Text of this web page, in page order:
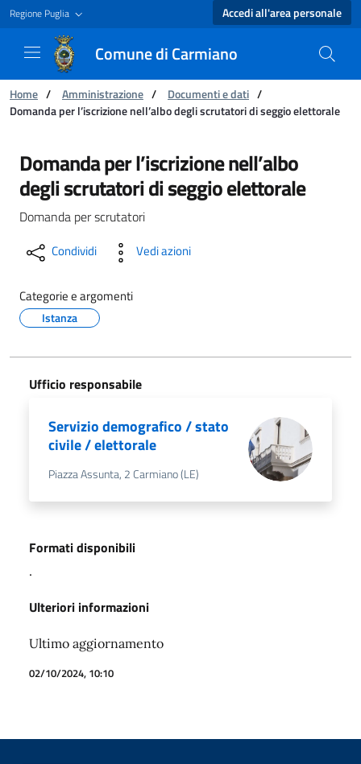
Regione Puglia Accedi all'area personale
Comune di Carmiano
Ti trovi in:
Home / Amministrazione / Documenti e dati /
Domanda per l’iscrizione nell’albo degli scrutatori di seggio elettorale
Domanda per l’iscrizione nell’albo degli
Domanda per l’iscrizione nell’albo
degli scrutatori di seggio elettorale
Domanda per scrutatori
Condividi Vedi azioni
Categorie e argomenti
Istanza
Ufficio responsabile
Servizio demografico / stato
civile / elettorale
Piazza Assunta, 2 Carmiano (LE)
Formati disponibili
.
Ulteriori informazioni
Ultimo aggiornamento
02/10/2024, 10:10